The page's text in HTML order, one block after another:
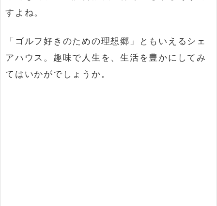
すよね。
「ゴルフ好きのための理想郷」ともいえるシェ
アハウス。趣味で人生を、生活を豊かにしてみ
てはいかがでしょうか。